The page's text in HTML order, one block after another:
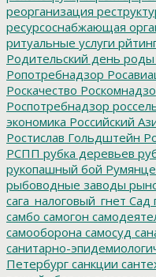
реорганизация
ресурсоснабжающая
ритуальные услуги
Родительский день роды
Ропотребнадзор
Роскачество
Роспотребнадзор
экономика Российский
Ростислав Гольдштейн
РСПП рубка деревьев
рукопашный бой
рыбоводные заводы
сага_налоговый_гнет Сад
самбо самогон
самооборона самосуд
санитарно-
Петербург санкции